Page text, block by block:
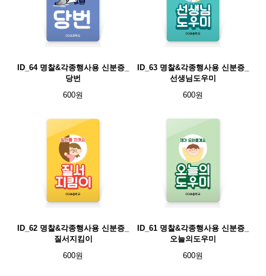
ID_64 명찰&각종행사용 신분증_
당번
600원
ID_63 명찰&각종행사용 신분증_
선생님도우미
600원
ID_62 명찰&각종행사용 신분증_
질서지킴이
600원
ID_61 명찰&각종행사용 신분증_
오늘의도우미
600원